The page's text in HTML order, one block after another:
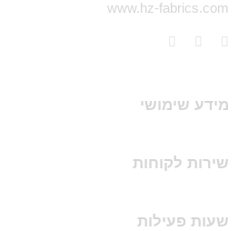
www.hz-fabrics.com
מידע שימושי
שירות לקוחות
שעות פעילות